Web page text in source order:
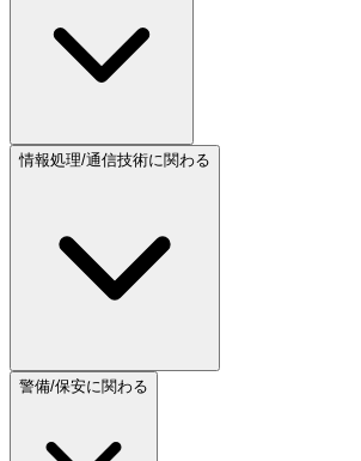
情報処理/通信技術に関わる
警備/保安に関わる